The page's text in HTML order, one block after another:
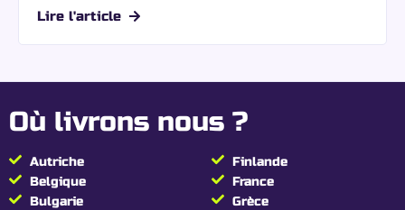
cause des charges fixes, ce réseau garantit une
conformité stricte au taux de 0,3 % de THC. Pour
Lire l'article
Où livrons nous ?
Autriche
Belgique
Bulgarie
Finlande
France
Grèce